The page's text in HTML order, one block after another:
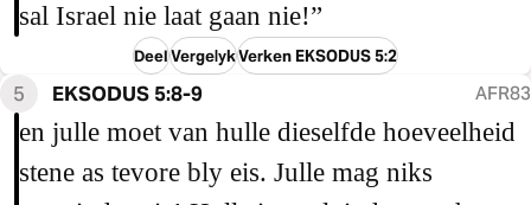
sal Israel nie laat gaan nie!”
DeelVergelykVerken EKSODUS 5:2
5 EKSODUS 5:8-9 AFR83
en julle moet van hulle dieselfde hoeveelheid
stene as tevore bly eis. Julle mag niks